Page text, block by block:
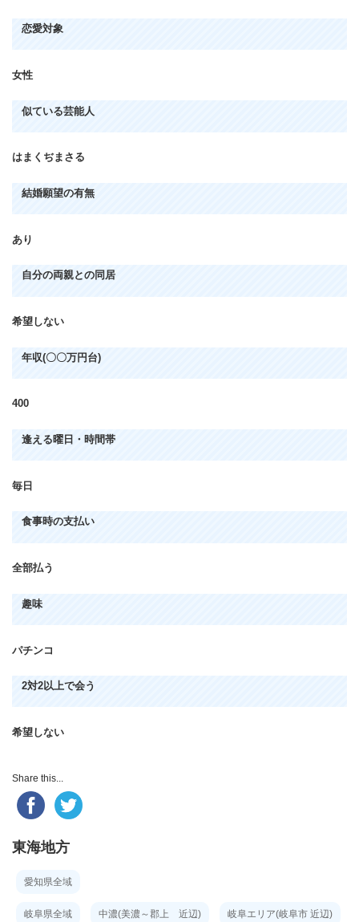
恋愛対象
女性
似ている芸能人
はまくぢまさる
結婚願望の有無
あり
自分の両親との同居
希望しない
年収(〇〇万円台)
400
逢える曜日・時間帯
毎日
食事時の支払い
全部払う
趣味
パチンコ
2対2以上で会う
希望しない
Share this...
東海地方
愛知県全域
岐阜県全域 中濃(美濃～郡上 近辺) 岐阜エリア(岐阜市 近辺)